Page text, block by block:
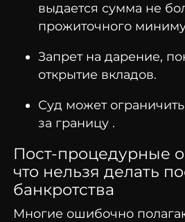
выдается сумма не
прожиточного
Запрет на дарение,
открытие вкладов.
Суд может
за границу .
Пост-процедурные
что нельзя делать
банкротства
Многие ошибочно